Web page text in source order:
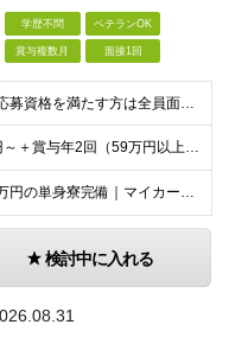
学歴不問 ベテランOK
賞与複数月 面接1回
【完全未経験OK｜応募資格を満たす方は全員面接！】 ◎学歴不問／前職不問／転職回数不問 ◎自動車免許・英語力なども一切不問 ◎58歳以下の方（長期のキャリア形成を図るため） ブランクがある方、正社員
★想定月収31.4万円～＋賞与年2回（59万円以上） ★入社お祝い金15万円支給 ★水道+光熱費無料の家賃がリーズナブルな社員寮(単身寮)あり！ 月給24万5000円以上(基本給21万1000円＋業
【転勤なし｜月2.5万円の単身寮完備｜マイカー・バイク通勤OK】 成田空港または空港関連施設での勤務となります。 お住まいや希望を考慮し、千葉市美浜区・四街道市への配属となる場合もあります。 【本社
検討中に入れる